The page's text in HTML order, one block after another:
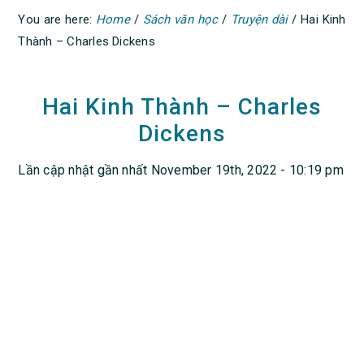
You are here: Home / Sách văn học / Truyện dài / Hai Kinh
Thành – Charles Dickens
Hai Kinh Thành – Charles
Dickens
Lần cập nhật gần nhất November 19th, 2022 - 10:19 pm